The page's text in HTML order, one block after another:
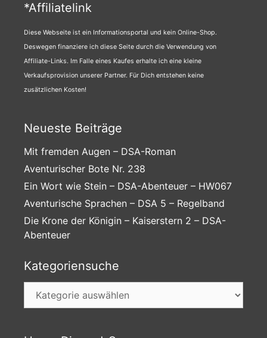
*Affiliatelink
Diese Webseite ist ein Informationsportal und kein Online-Shop.
Deswegen finanziere ich diese Seite durch die Verwendung von
Affiliate-Links. Im Falle eines Kaufes erhalte ich eine kleine
Verkaufsprovision unserer Partner. Für Dich entstehen keine
zusätzlichen Kosten!
Neueste Beiträge
Mit fremden Augen – DSA-Roman
Aventurischer Bote Nr. 238
Ein Wort wie Stein – DSA-Abenteuer – HW067
Aventurische Sprachen – DSA 5 – Regelband
Die Krone der Königin – Kaiserstern 2 – DSA-
Abenteuer
Kategoriensuche